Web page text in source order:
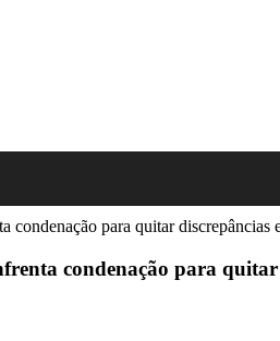
condenação para quitar